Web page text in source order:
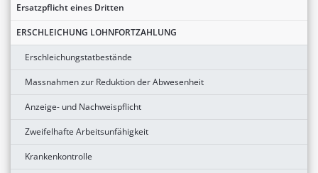
Ersatzpflicht eines Dritten
ERSCHLEICHUNG LOHNFORTZAHLUNG
Erschleichungstatbestände
Massnahmen zur Reduktion der Abwesenheit
Anzeige- und Nachweispflicht
Zweifelhafte Arbeitsunfähigkeit
Krankenkontrolle